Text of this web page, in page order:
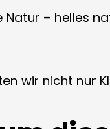
Natur – helles
wir nicht nur